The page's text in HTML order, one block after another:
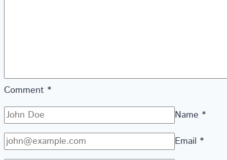
Comment *
Name *
Email *